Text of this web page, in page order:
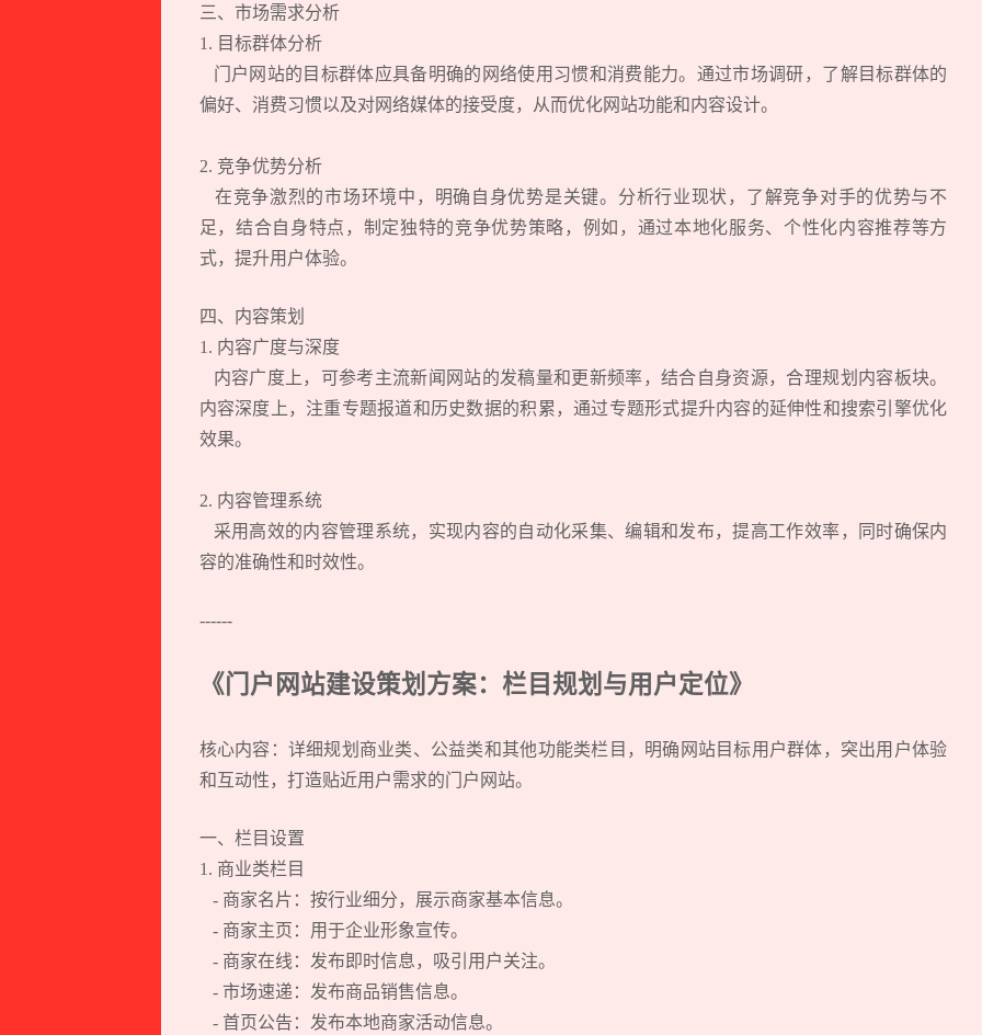
Think.
Design.
Develop.
三、市场需求分析
1. 目标群体分析
门户网站的目标群体应具备明确的网络使用习惯和消费能力。通过市场调研，了解目标群体的
偏好、消费习惯以及对网络媒体的接受度，从而优化网站功能和内容设计。
2. 竞争优势分析
在竞争激烈的市场环境中，明确自身优势是关键。分析行业现状，了解竞争对手的优势与不
足，结合自身特点，制定独特的竞争优势策略，例如，通过本地化服务、个性化内容推荐等方
式，提升用户体验。
四、内容策划
1. 内容广度与深度
内容广度上，可参考主流新闻网站的发稿量和更新频率，结合自身资源，合理规划内容板块。
内容深度上，注重专题报道和历史数据的积累，通过专题形式提升内容的延伸性和搜索引擎优化
效果。
2. 内容管理系统
采用高效的内容管理系统，实现内容的自动化采集、编辑和发布，提高工作效率，同时确保内
容的准确性和时效性。
------
《门户网站建设策划方案：栏目规划与用户定位》
核心内容：详细规划商业类、公益类和其他功能类栏目，明确网站目标用户群体，突出用户体验
和互动性，打造贴近用户需求的门户网站。
一、栏目设置
1. 商业类栏目
- 商家名片：按行业细分，展示商家基本信息。
- 商家主页：用于企业形象宣传。
- 商家在线：发布即时信息，吸引用户关注。
- 市场速递：发布商品销售信息。
- 首页公告：发布本地商家活动信息。